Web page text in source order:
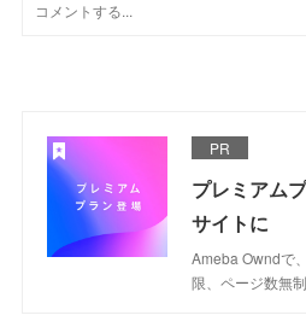
PR
プレミアム
サイトに
Ameba Owndで
限、ページ数無